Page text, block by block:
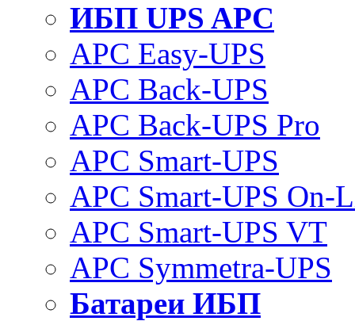
ИБП UPS APC
APC Easy-UPS
APC Back-UPS
APC Back-UPS Pro
APC Smart-UPS
APC Smart-UPS On-
APC Smart-UPS VT
APC Symmetra-UPS
Батареи ИБП